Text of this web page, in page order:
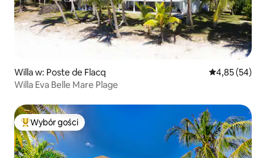
Willa w: Poste de Flacq Średnia
4,85 (54)
Willa Eva Belle Mare Plage
Najpopularniejsze z kategorii Wybór gości
Wybór gości